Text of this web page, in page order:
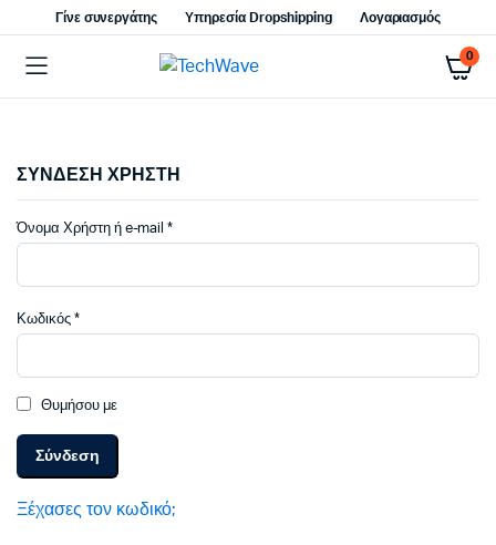
Γίνε συνεργάτης Υπηρεσία Dropshipping Λογαριασμός
0
ΣΥΝΔΕΣΗ ΧΡΗΣΤΗ
Όνομα Χρήστη ή e-mail*Απαιτείται
Κωδικός *Απαιτείται
Θυμήσου με
Σύνδεση
Ξέχασες τον κωδικό;